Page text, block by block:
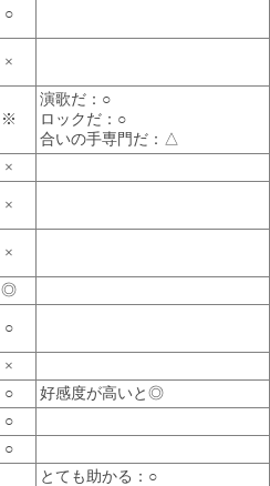
○
×
※
演歌だ：○
ロックだ：○
合いの手専門だ：△
×
×
×
◎
○
×
○
好感度が高いと◎
○
○
とても助かる：○